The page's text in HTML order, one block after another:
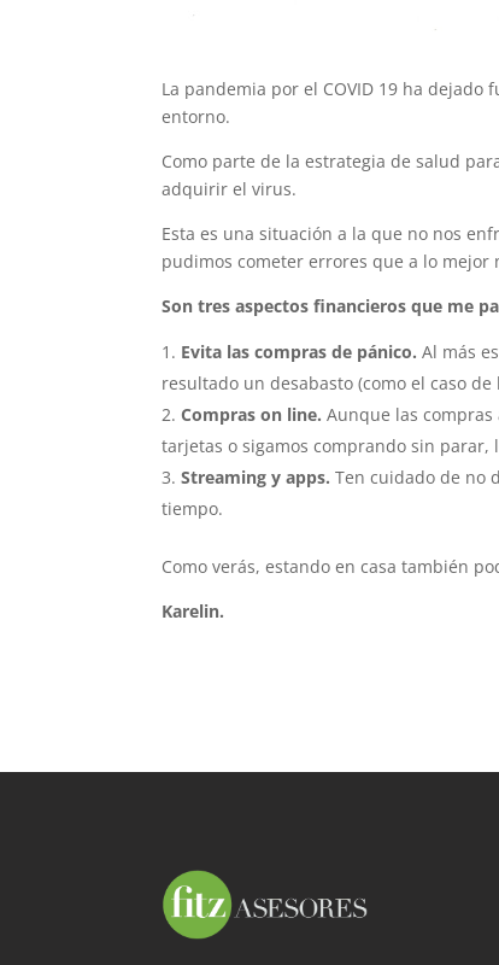
La pandemia por el COVID 19 ha
entorno.
Como parte de la estrategia de salud
adquirir el virus.
Esta es una situación a la que no nos
pudimos cometer errores que a lo
Son tres aspectos financieros que me
Evita las compras de pánico. Al más
resultado un desabasto (como el caso
Compras on line. Aunque las
tarjetas o sigamos comprando sin parar,
Streaming y apps. Ten cuidado de no
tiempo.
Como verás, estando en casa también
Karelin.